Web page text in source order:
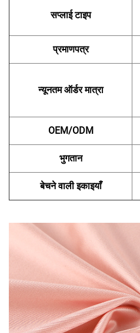
सप्लाई टाइप
प्रमाणपत्र
न्यूनतम ऑर्डर मात्रा
OEM/ODM
भुगतान
बेचने वाली इकाइयाँ